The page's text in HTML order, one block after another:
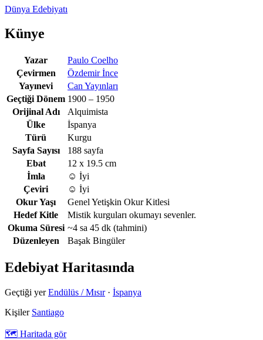
Dünya Edebiyatı
Künye
Yazar
Paulo Coelho
Çevirmen
Özdemir İnce
Yayınevi
Can Yayınları
Geçtiği Dönem 1900 – 1950
Orijinal Adı
Alquimista
Ülke
İspanya
Türü
Kurgu
Sayfa Sayısı
188 sayfa
Ebat
12 x 19.5 cm
İmla
☺️ İyi
Çeviri
☺️ İyi
Okur Yaşı
Genel Yetişkin Okur Kitlesi
Hedef Kitle
Mistik kurguları okumayı sevenler.
Okuma Süresi ~4 sa 45 dk (tahmini)
Düzenleyen
Başak Bingüler
Edebiyat Haritasında
Geçtiği yer Endülüs / Mısır· İspanya
Kişiler Santiago
🗺️ Haritada gör